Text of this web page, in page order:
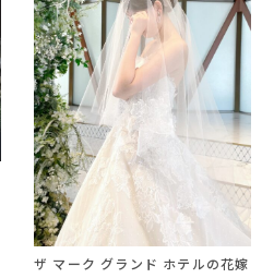
ザ マーク グランド ホテルの花嫁